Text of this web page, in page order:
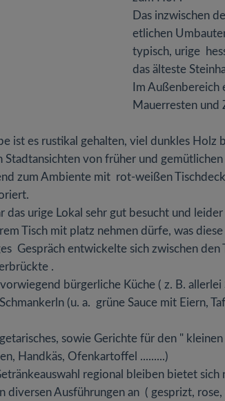
Das inzwischen
etlichen
typisch, urige
das älteste
Im
Mauerresten und
ist es rustikal gehalten, viel dunkles Holz
von früher und gemütlichen
zum Ambiente mit rot-weißen
das urige Lokal sehr gut besucht und
Tisch mit platz nehmen dürfe, was
Gespräch entwickelte sich zwischen
.
bürgerliche Küche ( z. B.
(u. a. grüne Sauce mit Eiern,
sowie Gerichte für den "
Handkäs, Ofenkartoffel .........)
regional bleiben bietet sich
diversen Ausführungen an ( gesprizt, rose,